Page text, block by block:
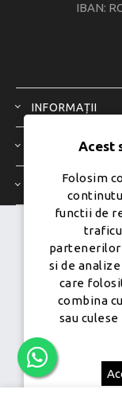
IBAN:
INFORMAȚII
SERVICIU
CONTUL MEU
Copyright ©
Acest
Folosim
functii de
partenerilor
si de
care
combina
sau